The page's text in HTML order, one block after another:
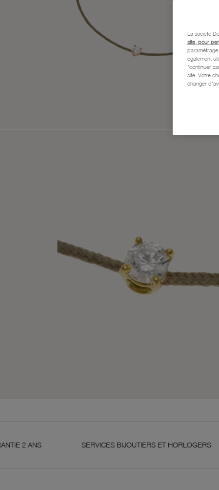
SERVICES BIJOUTIERS ET HORLOGERS
La société
site, pour
paramétrage
également
"continuer
site. Votre
changer